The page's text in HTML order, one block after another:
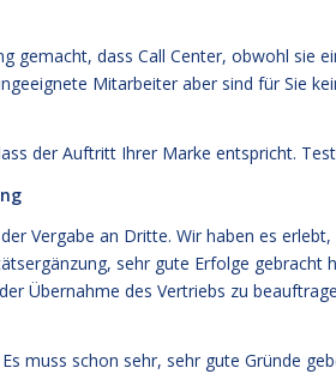
gemacht, dass Call Center, obwohl sie
Mitarbeiter aber sind für Sie
der Auftritt Ihrer Marke entspricht.
Vergabe an Dritte. Wir haben es
sehr gute Erfolge gebracht
Übernahme des Vertriebs zu
muss schon sehr, sehr gute Gründe